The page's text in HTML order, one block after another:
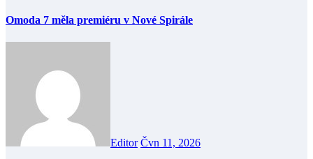
Omoda 7 měla premiéru v Nové Spirále
Editor Čvn 11, 2026